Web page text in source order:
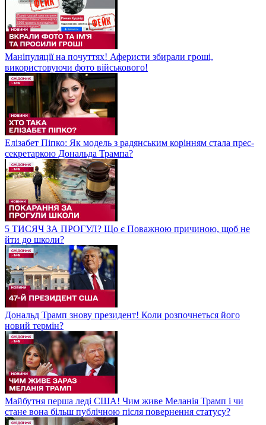
Маніпуляції на почуттях! Аферисти збирали гроші,
використовуючи фото військового!
Елізабет Піпко: Як модель з радянським корінням стала прес-
секретаркою Дональда Трампа?
5 ТИСЯЧ ЗА ПРОГУЛ? Що є Поважною причиною, щоб не
йти до школи?
Дональд Трамп знову президент! Коли розпочнеться його
новий термін?
Майбутня перша леді США! Чим живе Меланія Трамп і чи
стане вона більш публічною після повернення статусу?